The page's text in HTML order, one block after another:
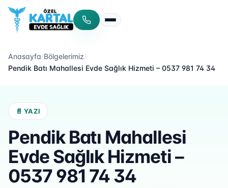
Menüyü aç/kapat
Anasayfa/Bölgelerimiz/
Pendik Batı Mahallesi Evde Sağlık Hizmeti – 0537 981 74 34
📄 YAZI
Pendik Batı Mahallesi
Evde Sağlık Hizmeti –
0537 981 74 34